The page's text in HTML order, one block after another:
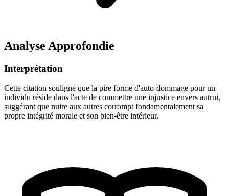
Analyse Approfondie
Interprétation
Cette citation souligne que la pire forme d'auto-dommage pour un
individu réside dans l'acte de commettre une injustice envers autrui,
suggérant que nuire aux autres corrompt fondamentalement sa
propre intégrité morale et son bien-être intérieur.